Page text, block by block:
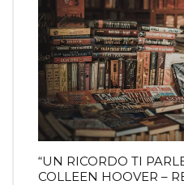
“UN RICORDO TI
COLLEEN HOOVER –